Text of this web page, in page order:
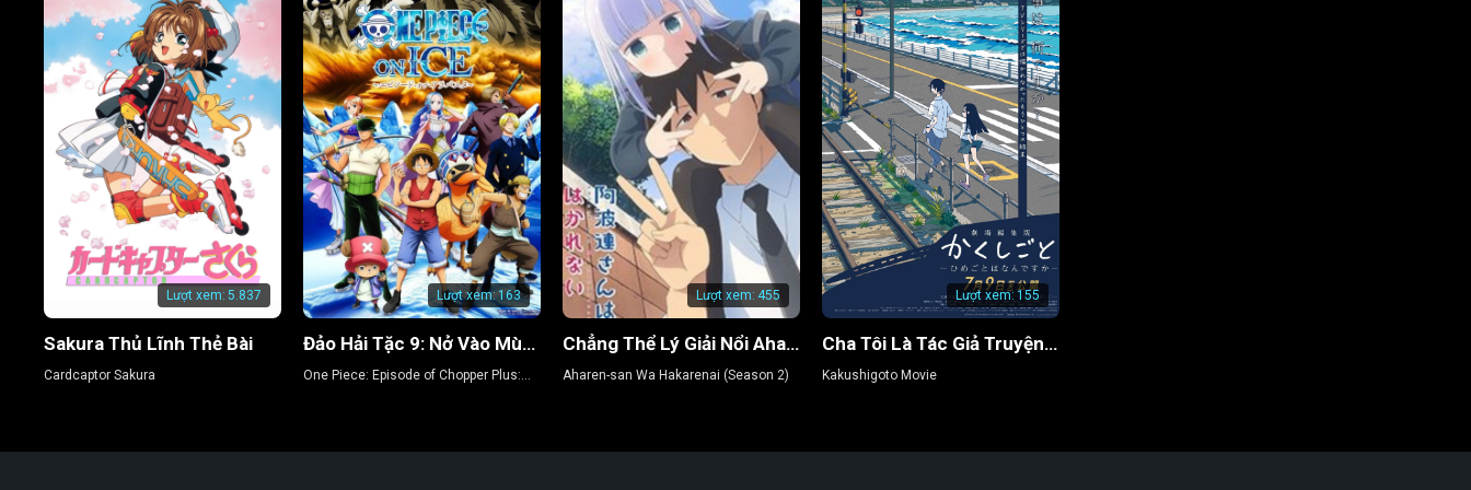
Lượt xem: 5.837
Sakura Thủ Lĩnh Thẻ Bài
Cardcaptor Sakura
Lượt xem:163
Đảo Hải Tặc 9: Nở Vào Mùa Đông, Hoa Sakura Diệu Kỳ
One Piece: Episode of Chopper Plus:
Lượt xem: 455
Chẳng Thể Lý Giải Nổi Aharen-san (Phần 2)
Aharen-san Wa Hakarenai (Season 2)
Lượt xem: 155
Cha Tôi Là Tác Giả Truyện Tranh Thô Tục
Kakushigoto Movie